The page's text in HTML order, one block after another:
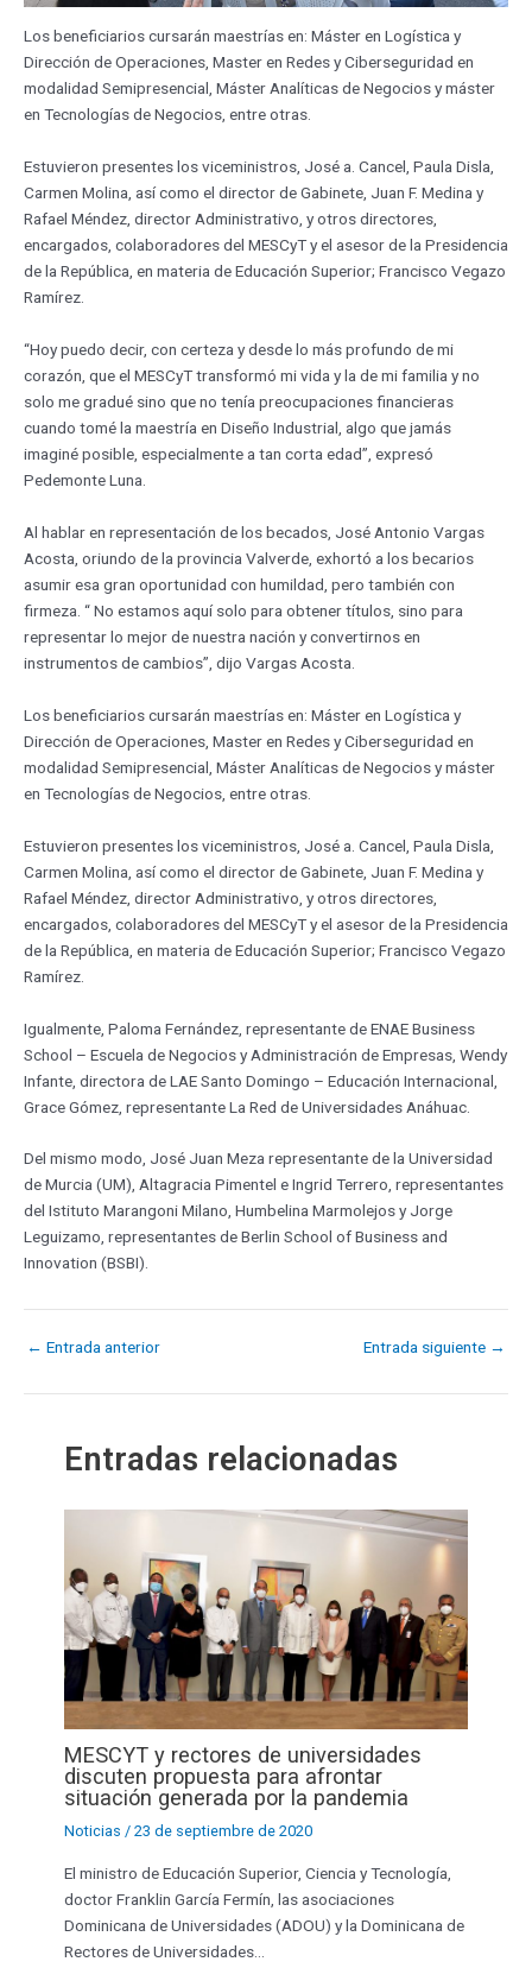
Los beneficiarios cursarán maestrías en: Máster en Logística y
Dirección de Operaciones, Master en Redes y Ciberseguridad en
modalidad Semipresencial, Máster Analíticas de Negocios y máster
en Tecnologías de Negocios, entre otras.
Estuvieron presentes los viceministros, José a. Cancel, Paula Disla,
Carmen Molina, así como el director de Gabinete, Juan F. Medina y
Rafael Méndez, director Administrativo, y otros directores,
encargados, colaboradores del MESCyT y el asesor de la Presidencia
de la República, en materia de Educación Superior; Francisco Vegazo
Ramírez.
“Hoy puedo decir, con certeza y desde lo más profundo de mi
corazón, que el MESCyT transformó mi vida y la de mi familia y no
solo me gradué sino que no tenía preocupaciones financieras
cuando tomé la maestría en Diseño Industrial, algo que jamás
imaginé posible, especialmente a tan corta edad”, expresó
Pedemonte Luna.
Al hablar en representación de los becados, José Antonio Vargas
Acosta, oriundo de la provincia Valverde, exhortó a los becarios
asumir esa gran oportunidad con humildad, pero también con
firmeza. “ No estamos aquí solo para obtener títulos, sino para
representar lo mejor de nuestra nación y convertirnos en
instrumentos de cambios”, dijo Vargas Acosta.
Los beneficiarios cursarán maestrías en: Máster en Logística y
Dirección de Operaciones, Master en Redes y Ciberseguridad en
modalidad Semipresencial, Máster Analíticas de Negocios y máster
en Tecnologías de Negocios, entre otras.
Estuvieron presentes los viceministros, José a. Cancel, Paula Disla,
Carmen Molina, así como el director de Gabinete, Juan F. Medina y
Rafael Méndez, director Administrativo, y otros directores,
encargados, colaboradores del MESCyT y el asesor de la Presidencia
de la República, en materia de Educación Superior; Francisco Vegazo
Ramírez.
Igualmente, Paloma Fernández, representante de ENAE Business
School – Escuela de Negocios y Administración de Empresas, Wendy
Infante, directora de LAE Santo Domingo – Educación Internacional,
Grace Gómez, representante La Red de Universidades Anáhuac.
Del mismo modo, José Juan Meza representante de la Universidad
de Murcia (UM), Altagracia Pimentel e Ingrid Terrero, representantes
del Istituto Marangoni Milano, Humbelina Marmolejos y Jorge
Leguizamo, representantes de Berlin School of Business and
Innovation (BSBI).
← Entrada anterior Entrada siguiente →
Entradas relacionadas
MESCYT y rectores de universidades
discuten propuesta para afrontar
situación generada por la pandemia
Noticias /23 de septiembre de 2020
El ministro de Educación Superior, Ciencia y Tecnología,
doctor Franklin García Fermín, las asociaciones
Dominicana de Universidades (ADOU) y la Dominicana de
Rectores de Universidades…